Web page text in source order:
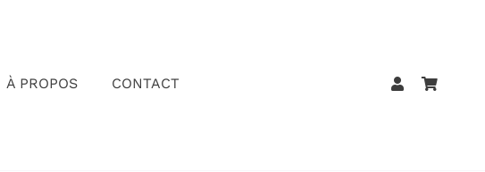
À PROPOS CONTACT